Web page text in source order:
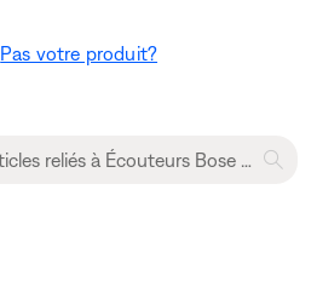
Pas votre produit?